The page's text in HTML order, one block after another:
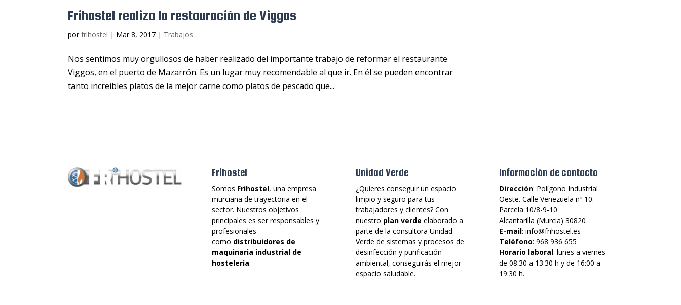
Frihostel realiza la restauración de Viggos
porfrihostel | Mar 8, 2017 | Trabajos
Nos sentimos muy orgullosos de haber realizado del importante trabajo de reformar el restaurante
Viggos, en el puerto de Mazarrón. Es un lugar muy recomendable al que ir. En él se pueden encontrar
tanto increibles platos de la mejor carne como platos de pescado que...
Frihostel
Somos Frihostel, una empresa
murciana de trayectoria en el
sector. Nuestros objetivos
principales es ser responsables y
profesionales
como distribuidores de
maquinaria industrial de
hostelería.
Unidad Verde
¿Quieres conseguir un espacio
limpio y seguro para tus
trabajadores y clientes? Con
nuestro plan verde elaborado a
parte de la consultora Unidad
Verde de sistemas y procesos de
desinfección y purificación
ambiental, conseguirás el mejor
espacio saludable.
Información de contacto
Dirección: Polígono Industrial
Oeste. Calle Venezuela nº 10.
Parcela 10/8-9-10
Alcantarilla (Murcia) 30820
E-mail: info@frihostel.es
Teléfono: 968 936 655
Horario laboral: lunes a viernes
de 08:30 a 13:30 h y de 16:00 a
19:30 h.